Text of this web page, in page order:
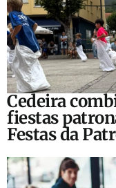
Cedeira
fiestas
Festas da